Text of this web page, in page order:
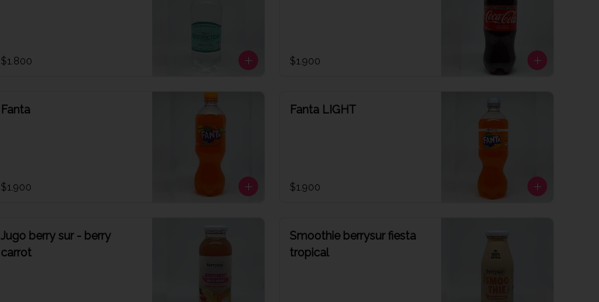
$1.800 $1.900
Fanta
$1.900
Fanta LIGHT
$1.900
Jugo berry sur - berry
carrot
Smoothie berrysur fiesta
tropical